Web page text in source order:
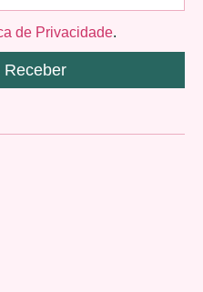
de Privacidade
Receber